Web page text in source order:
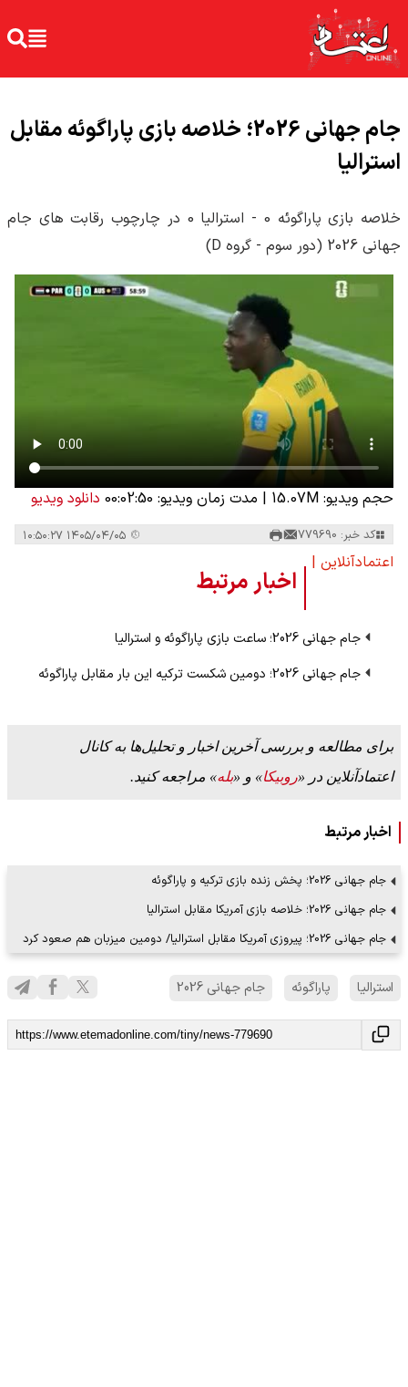
جام جهانی 2026؛ خلاصه بازی پاراگوئه مقابل
استرالیا
خلاصه بازی پاراگوئه 0 - استرالیا 0 در چارچوب رقابت های جام
جهانی 2026 (دور سوم - گروه D)
حجم ویدیو: 15.07M | مدت زمان ویدیو: 00:02:50 دانلود ویدیو
کد خبر: 779690
اعتمادآنلاین |
اخبار مرتبط
جام جهانی 2026؛ ساعت بازی پاراگوئه و استرالیا
جام جهانی 2026؛ دومین شکست ترکیه این بار مقابل پاراگوئه
برای مطالعه و بررسی آخرین اخبار و تحلیل‌ها به کانال
اعتمادآنلاین در «روبیکا» و «بله» مراجعه کنید.
اخبار مرتبط
جام جهانی 2026؛ پخش زنده بازی ترکیه و پاراگوئه
جام جهانی 2026؛ خلاصه بازی آمریکا مقابل استرالیا
جام جهانی 2026؛ پیروزی آمریکا مقابل استرالیا/ دومین میزبان هم صعود کرد
استرالیا پاراگوئه جام جهانی 2026